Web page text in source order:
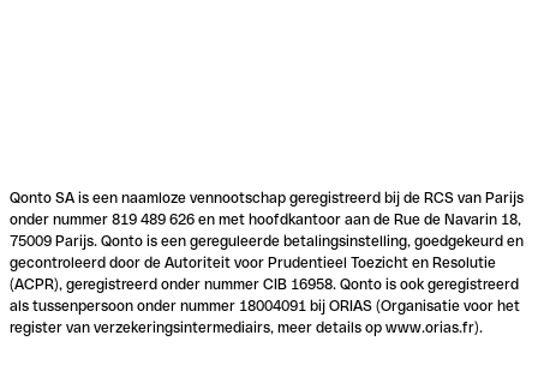
Qonto SA is een naamloze vennootschap geregistreerd bij de RCS van Parijs
onder nummer 819 489 626 en met hoofdkantoor aan de Rue de Navarin 18,
75009 Parijs. Qonto is een gereguleerde betalingsinstelling, goedgekeurd en
gecontroleerd door de Autoriteit voor Prudentieel Toezicht en Resolutie
(ACPR), geregistreerd onder nummer CIB 16958. Qonto is ook geregistreerd
als tussenpersoon onder nummer 18004091 bij ORIAS (Organisatie voor het
register van verzekeringsintermediairs, meer details op www.orias.fr).